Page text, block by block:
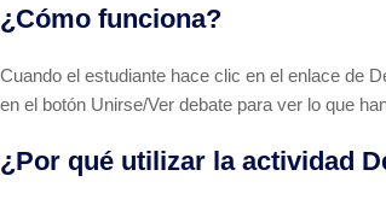
¿Cómo funciona?
Cuando el estudiante hace clic en el enlace de
en el botón Unirse/Ver debate para ver lo que
¿Por qué utilizar la actividad